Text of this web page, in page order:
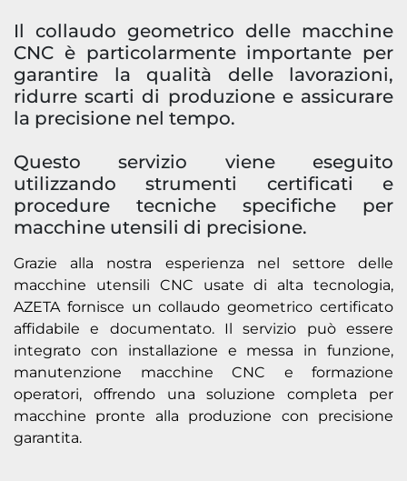
Il collaudo geometrico delle macchine
CNC è particolarmente importante per
garantire la qualità delle lavorazioni,
ridurre scarti di produzione e assicurare
la precisione nel tempo.
Questo servizio viene eseguito
utilizzando strumenti certificati e
procedure tecniche specifiche per
macchine utensili di precisione.
Grazie alla nostra esperienza nel settore delle
macchine utensili CNC usate di alta tecnologia,
AZETA fornisce un collaudo geometrico certificato
affidabile e documentato. Il servizio può essere
integrato con installazione e messa in funzione,
manutenzione macchine CNC e formazione
operatori, offrendo una soluzione completa per
macchine pronte alla produzione con precisione
garantita.